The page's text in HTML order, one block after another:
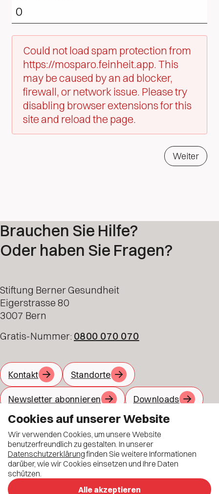
Could not load spam protection from
https://mosparo.feinheit.app. This
may be caused by an ad blocker,
firewall, or network issue. Please try
disabling browser extensions for this
site and reload the page.
Weiter
Brauchen Sie Hilfe?
Oder haben Sie Fragen?
Stiftung Berner Gesundheit
Eigerstrasse 80
3007 Bern
Gratis-Nummer: 0800 070 070
Kontakt Standorte
Newsletter abonnieren Downloads
Jobs Material bestellen
Allgemeine Geschäftsbedingungen
Datenschutz
Impressum
Cookies auf unserer Website
Wir verwenden Cookies, um unsere Website
benutzerfreundlich zu gestalten. In unserer
Datenschutzerklärungfinden Sie weitere Informationen
darüber, wie wir Cookies einsetzen und Ihre Daten
schützen.
Alle akzeptieren